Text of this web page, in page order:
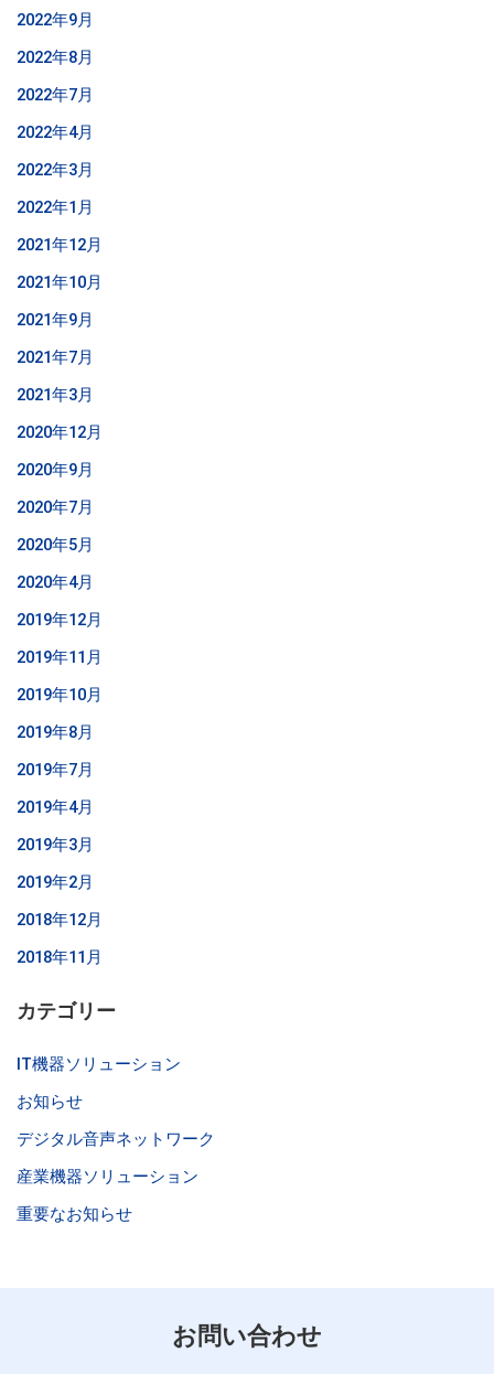
2022年9月
2022年8月
2022年7月
2022年4月
2022年3月
2022年1月
2021年12月
2021年10月
2021年9月
2021年7月
2021年3月
2020年12月
2020年9月
2020年7月
2020年5月
2020年4月
2019年12月
2019年11月
2019年10月
2019年8月
2019年7月
2019年4月
2019年3月
2019年2月
2018年12月
2018年11月
カテゴリー
IT機器ソリューション
お知らせ
デジタル音声ネットワーク
産業機器ソリューション
重要なお知らせ
お問い合わせ